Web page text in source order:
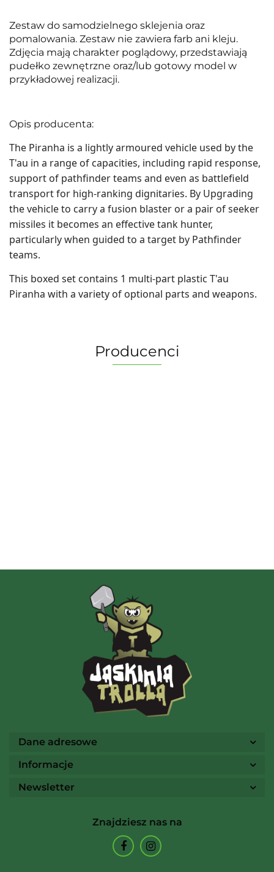
Zestaw do samodzielnego sklejenia oraz
pomalowania. Zestaw nie zawiera farb ani kleju.
Zdjęcia mają charakter poglądowy, przedstawiają
pudełko zewnętrzne oraz/lub gotowy model w
przykładowej realizacji.
Opis producenta:
The Piranha is a lightly armoured vehicle used by the
T'au in a range of capacities, including rapid response,
support of pathfinder teams and even as battlefield
transport for high-ranking dignitaries. By Upgrading
the vehicle to carry a fusion blaster or a pair of seeker
missiles it becomes an effective tank hunter,
particularly when guided to a target by Pathfinder
teams.
This boxed set contains 1 multi-part plastic T'au
Piranha with a variety of optional parts and weapons.
Producenci
AMIGO Spiel
Ammo
Dane adresowe
Informacje
Newsletter
Znajdziesz nas na